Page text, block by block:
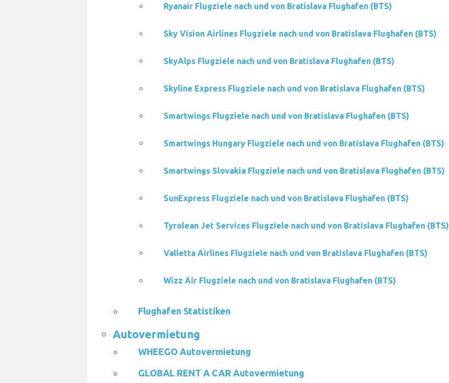
Ryanair Flugziele nach und von Bratislava Flughafen (BTS)
Sky Vision Airlines Flugziele nach und von Bratislava Flughafen (BTS)
SkyAlps Flugziele nach und von Bratislava Flughafen (BTS)
Skyline Express Flugziele nach und von Bratislava Flughafen (BTS)
Smartwings Flugziele nach und von Bratislava Flughafen (BTS)
Smartwings Hungary Flugziele nach und von Bratislava Flughafen (BTS)
Smartwings Slovakia Flugziele nach und von Bratislava Flughafen (BTS)
SunExpress Flugziele nach und von Bratislava Flughafen (BTS)
Tyrolean Jet Services Flugziele nach und von Bratislava Flughafen (BTS)
Valletta Airlines Flugziele nach und von Bratislava Flughafen (BTS)
Wizz Air Flugziele nach und von Bratislava Flughafen (BTS)
Flughafen Statistiken
Autovermietung
WHEEGO Autovermietung
GLOBAL RENT A CAR Autovermietung